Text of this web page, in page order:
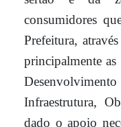
consumidores
Prefeitura,
principalmente
Infraestrutura,
dado o apoio